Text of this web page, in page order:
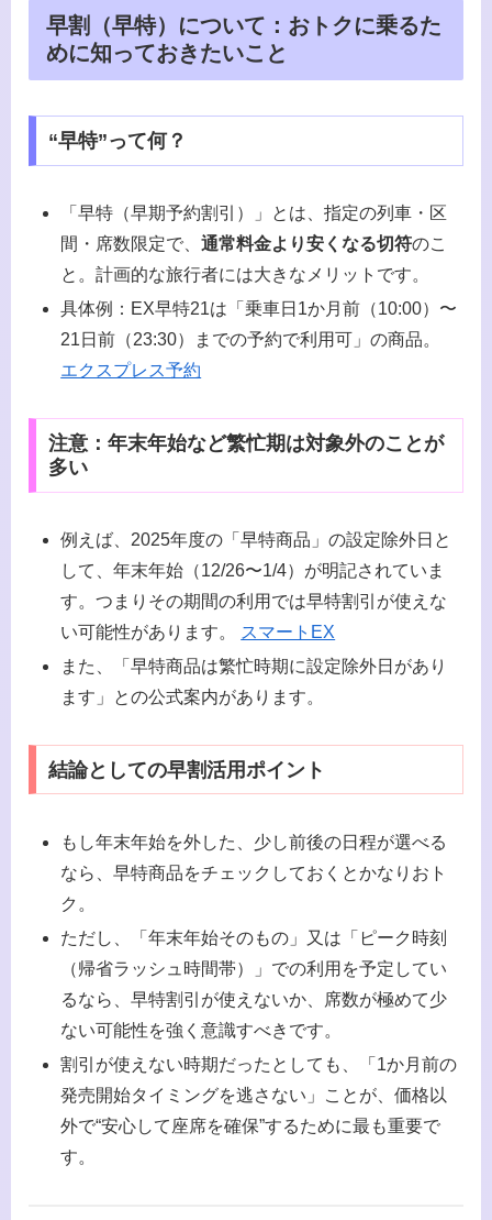
早割（早特）について：おトクに乗るた
めに知っておきたいこと
“早特”って何？
「早特（早期予約割引）」とは、指定の列車・区
間・席数限定で、通常料金より安くなる切符のこ
と。計画的な旅行者には大きなメリットです。
具体例：EX早特21は「乗車日1か月前（10:00）〜
21日前（23:30）までの予約で利用可」の商品。
エクスプレス予約
注意：年末年始など繁忙期は対象外のことが
多い
例えば、2025年度の「早特商品」の設定除外日と
して、年末年始（12/26〜1/4）が明記されていま
す。つまりその期間の利用では早特割引が使えな
い可能性があります。
スマートEX
また、「早特商品は繁忙時期に設定除外日があり
ます」との公式案内があります。
結論としての早割活用ポイント
もし年末年始を外した、少し前後の日程が選べる
なら、早特商品をチェックしておくとかなりおト
ク。
ただし、「年末年始そのもの」又は「ピーク時刻
（帰省ラッシュ時間帯）」での利用を予定してい
るなら、早特割引が使えないか、席数が極めて少
ない可能性を強く意識すべきです。
割引が使えない時期だったとしても、「1か月前の
発売開始タイミングを逃さない」ことが、価格以
外で“安心して座席を確保”するために最も重要で
す。